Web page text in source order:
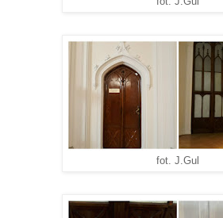
fot. J.Gul